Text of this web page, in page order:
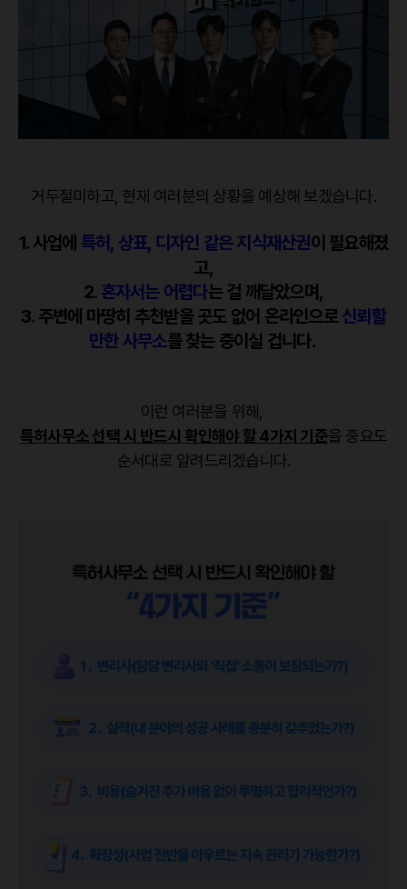
거두절미하고, 현재 여러분의 상황을 예상해 보겠습니다.
1. 사업에 특허, 상표, 디자인 같은 지식재산권이 필요해졌
고,
2. 혼자서는 어렵다는 걸 깨달았으며,
3. 주변에 마땅히 추천받을 곳도 없어 온라인으로신뢰할
만한 사무소를 찾는 중이실 겁니다.
이런 여러분을 위해,
특허사무소 선택 시 반드시 확인해야 할 4가지 기준을 중요도
순서대로 알려드리겠습니다.